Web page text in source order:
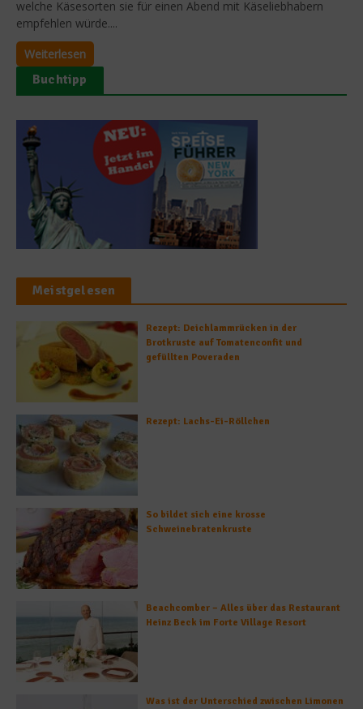
welche Käsesorten sie für einen Abend mit Käseliebhabern
empfehlen würde....
Weiterlesen
Buchtipp
Meistgelesen
Rezept: Deichlammrücken in der
Brotkruste auf Tomatenconfit und
gefüllten Poveraden
Rezept: Lachs-Ei-Röllchen
So bildet sich eine krosse
Schweinebratenkruste
Beachcomber – Alles über das Restaurant
Heinz Beck im Forte Village Resort
Was ist der Unterschied zwischen Limonen